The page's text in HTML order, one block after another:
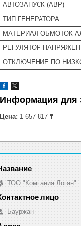
АВТОЗАПУСК (АВР)
ТИП ГЕНЕРАТОРА
МАТЕРИАЛ ОБМОТОК
РЕГУЛЯТОР
ОТКЛЮЧЕНИЕ ПО
Информация для
Цена: 1 657 817 ₸
ТОО "Компания Логан"
Бауржан